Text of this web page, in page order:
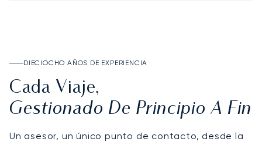
DIECIOCHO AÑOS DE EXPERIENCIA
Cada Viaje,
Gestionado De Principio A Fin
Un asesor, un único punto de contacto, desde la